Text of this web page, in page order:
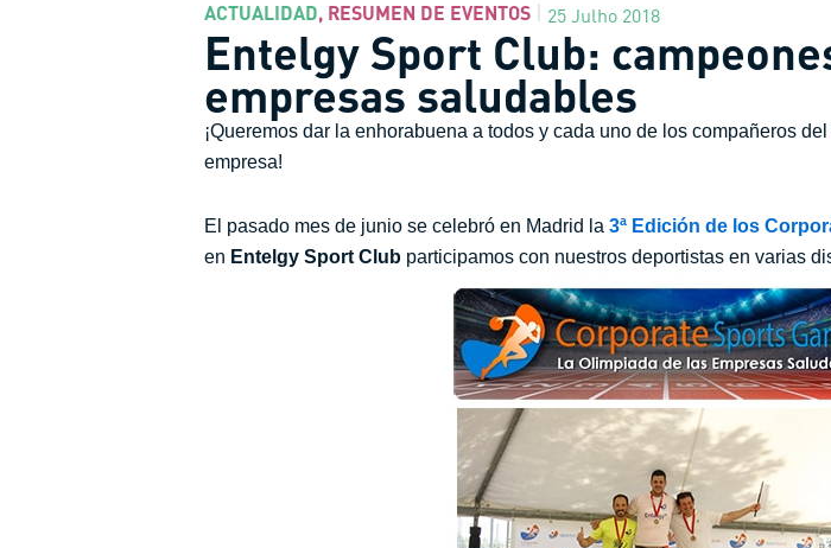
ACTUALIDAD, RESUMEN DE EVENTOS 25 Julho 2018
Entelgy Sport Club:
empresas saludables
¡Queremos dar la enhorabuena a todos y cada uno de los compañeros
empresa!
El pasado mes de junio se celebró en Madrid la 3ª Edición de los
en Entelgy Sport Club participamos con nuestros deportistas en varias